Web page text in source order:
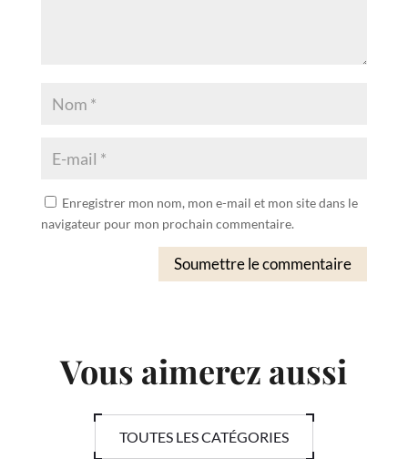
Enregistrer mon nom, mon e-mail et mon site dans le
navigateur pour mon prochain commentaire.
Soumettre le commentaire
Vous aimerez aussi
TOUTES LES CATÉGORIES